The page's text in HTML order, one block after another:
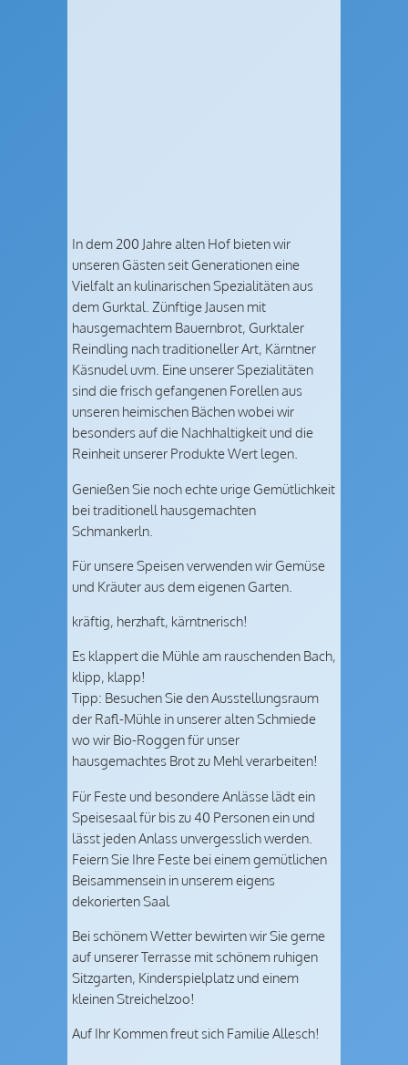
In dem 200 Jahre alten Hof bieten wir
unseren Gästen seit Generationen eine
Vielfalt an kulinarischen Spezialitäten aus
dem Gurktal. Zünftige Jausen mit
hausgemachtem Bauernbrot, Gurktaler
Reindling nach traditioneller Art, Kärntner
Käsnudel uvm. Eine unserer Spezialitäten
sind die frisch gefangenen Forellen aus
unseren heimischen Bächen wobei wir
besonders auf die Nachhaltigkeit und die
Reinheit unserer Produkte Wert legen.
Genießen Sie noch echte urige Gemütlichkeit
bei traditionell hausgemachten
Schmankerln.
Für unsere Speisen verwenden wir Gemüse
und Kräuter aus dem eigenen Garten.
kräftig, herzhaft, kärntnerisch!
Es klappert die Mühle am rauschenden Bach,
klipp, klapp!
Tipp: Besuchen Sie den Ausstellungsraum
der Rafl-Mühle in unserer alten Schmiede
wo wir Bio-Roggen für unser
hausgemachtes Brot zu Mehl verarbeiten!
Für Feste und besondere Anlässe lädt ein
Speisesaal für bis zu 40 Personen ein und
lässt jeden Anlass unvergesslich werden.
Feiern Sie Ihre Feste bei einem gemütlichen
Beisammensein in unserem eigens
dekorierten Saal
Bei schönem Wetter bewirten wir Sie gerne
auf unserer Terrasse mit schönem ruhigen
Sitzgarten, Kinderspielplatz und einem
kleinen Streichelzoo!
Auf Ihr Kommen freut sich Familie Allesch!